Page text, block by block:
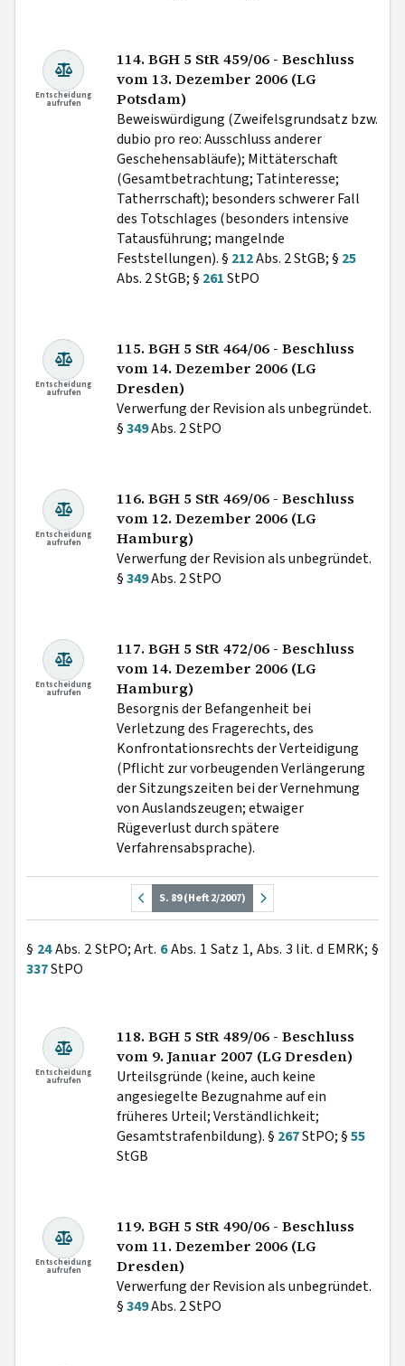
Entscheidung
aufrufen
114. BGH 5 StR 459/06 - Beschluss
vom 13. Dezember 2006 (LG
Potsdam)
Beweiswürdigung (Zweifelsgrundsatz bzw.
dubio pro reo: Ausschluss anderer
Geschehensabläufe); Mittäterschaft
(Gesamtbetrachtung; Tatinteresse;
Tatherrschaft); besonders schwerer Fall
des Totschlages (besonders intensive
Tatausführung; mangelnde
Feststellungen). § 212Abs. 2 StGB; § 25
Abs. 2 StGB; § 261StPO
Entscheidung
aufrufen
115. BGH 5 StR 464/06 - Beschluss
vom 14. Dezember 2006 (LG
Dresden)
Verwerfung der Revision als unbegründet.
§349Abs. 2 StPO
Entscheidung
aufrufen
116. BGH 5 StR 469/06 - Beschluss
vom 12. Dezember 2006 (LG
Hamburg)
Verwerfung der Revision als unbegründet.
§349Abs. 2 StPO
Entscheidung
aufrufen
117. BGH 5 StR 472/06 - Beschluss
vom 14. Dezember 2006 (LG
Hamburg)
Besorgnis der Befangenheit bei
Verletzung des Fragerechts, des
Konfrontationsrechts der Verteidigung
(Pflicht zur vorbeugenden Verlängerung
der Sitzungszeiten bei der Vernehmung
von Auslandszeugen; etwaiger
Rügeverlust durch spätere
Verfahrensabsprache).
S. 89 (Heft 2/2007)
§ 24Abs. 2 StPO; Art. 6Abs. 1 Satz 1, Abs. 3 lit. d EMRK; §
337StPO
Entscheidung
aufrufen
118. BGH 5 StR 489/06 - Beschluss
vom 9. Januar 2007 (LG Dresden)
Urteilsgründe (keine, auch keine
angesiegelte Bezugnahme auf ein
früheres Urteil; Verständlichkeit;
Gesamtstrafenbildung). § 267StPO; §55
StGB
Entscheidung
aufrufen
119. BGH 5 StR 490/06 - Beschluss
vom 11. Dezember 2006 (LG
Dresden)
Verwerfung der Revision als unbegründet.
§349Abs. 2 StPO